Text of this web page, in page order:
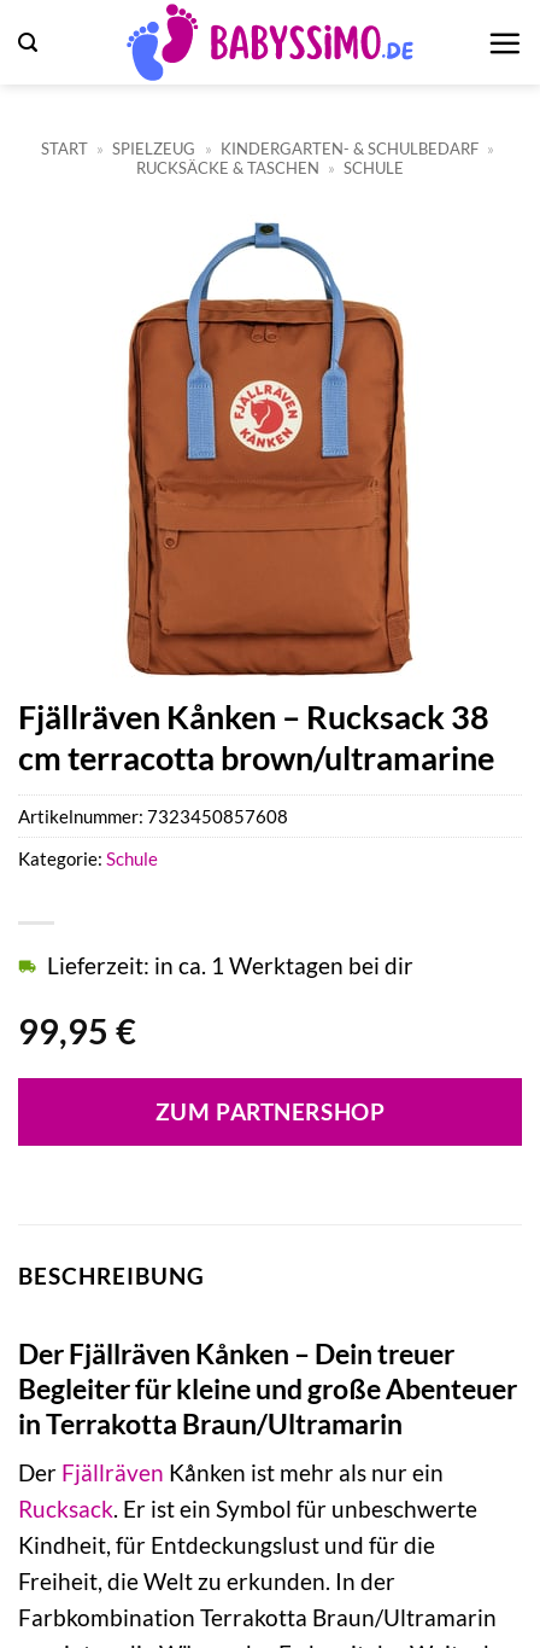
Inhalt
START » SPIELZEUG » KINDERGARTEN- & SCHULBEDARF »
RUCKSÄCKE & TASCHEN » SCHULE
Fjällräven Kånken – Rucksack 38
cm terracotta brown/ultramarine
99,95 €
Lieferzeit: in ca. 1 Werktagen bei dir
ZUM PARTNERSHOP
Artikelnummer: 7323450857608
Kategorie: Schule
BESCHREIBUNG
Der Fjällräven Kånken – Dein treuer
Begleiter für kleine und große Abenteuer
in Terrakotta Braun/Ultramarin
Der Fjällräven Kånken ist mehr als nur ein
Rucksack. Er ist ein Symbol für unbeschwerte
Kindheit, für Entdeckungslust und für die
Freiheit, die Welt zu erkunden. In der
Farbkombination Terrakotta Braun/Ultramarin